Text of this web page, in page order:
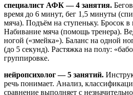
специалист АФК — 4 занятия.
время до 6 минут, бег 1,5 минуты
мяча). Подъём на ступеньку. Бросок
Набивание мяча (помощь тренера).
ногой («змейка»). Баланс на одной
(до 5 секунд). Растяжка на полу:
группировке.
нейропсихолог — 5 занятий.
речь понимает. Анализ,
сравнение выполняет с